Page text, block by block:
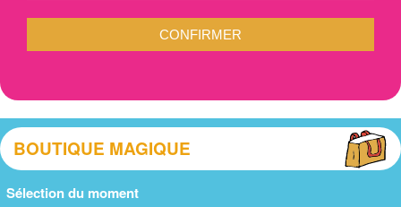
CONFIRMER
BOUTIQUE MAGIQUE
Sélection du moment